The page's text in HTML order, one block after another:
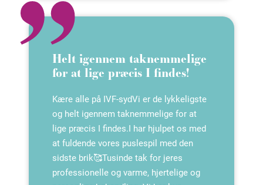
Helt igennem taknemmelige
for at lige præcis I findes!
Kære alle på IVF-syd️Vi er de lykkeligste
og helt igennem taknemmelige for at
lige præcis I findes.I har hjulpet os med
at fuldende vores puslespil med den
sidste brik🥰Tusinde tak for jeres
professionelle og varme, hjertelige og